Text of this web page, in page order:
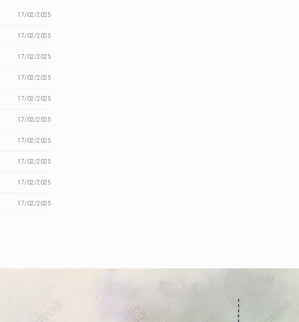
17/02/2025
17/02/2025
17/02/2025
17/02/2025
17/02/2025
17/02/2025
17/02/2025
17/02/2025
17/02/2025
17/02/2025